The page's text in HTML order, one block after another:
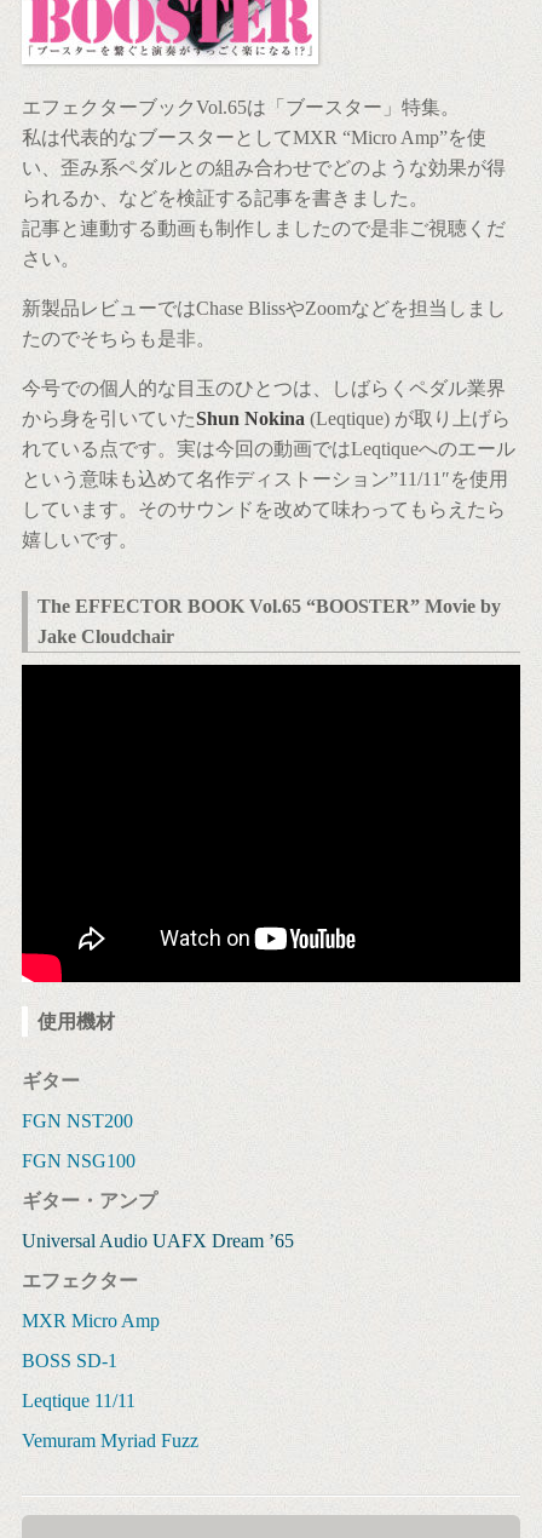
エフェクターブックVol.65は「ブースター」特集。
私は代表的なブースターとしてMXR “Micro Amp”を使
い、歪み系ペダルとの組み合わせでどのような効果が得
られるか、などを検証する記事を書きました。
記事と連動する動画も制作しましたので是非ご視聴くだ
さい。
新製品レビューではChase BlissやZoomなどを担当しまし
たのでそちらも是非。
今号での個人的な目玉のひとつは、しばらくペダル業界
から身を引いていたShun Nokina (Leqtique) が取り上げら
れている点です。実は今回の動画ではLeqtiqueへのエール
という意味も込めて名作ディストーション”11/11″を使用
しています。そのサウンドを改めて味わってもらえたら
嬉しいです。
The EFFECTOR BOOK Vol.65 “BOOSTER” Movie by
Jake Cloudchair
使用機材
ギター
FGN NST200
FGN NSG100
ギター・アンプ
Universal Audio UAFX Dream ’65
エフェクター
MXR Micro Amp
BOSS SD-1
Leqtique 11/11
Vemuram Myriad Fuzz